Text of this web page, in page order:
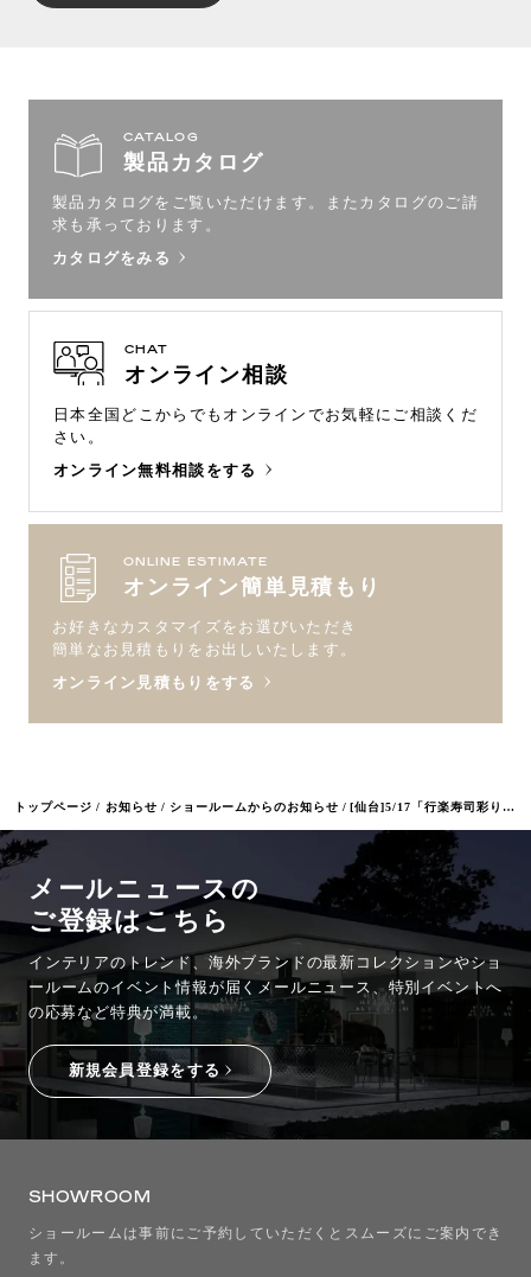
トップページ お知らせ ショールームからのお知らせ [仙台]5/17「行楽寿司彩り箱」
CATALOG
製品カタログ
製品カタログをご覧いただけます。
またカタログのご請
求も承っております。
カタログをみる
CHAT
オンライン相談
日本全国どこからでもオンラインでお気軽にご相談くだ
さい。
オンライン無料相談をする
ONLINE ESTIMATE
オンライン簡単見積もり
お好きなカスタマイズをお選びいただき
簡単なお見積もりをお出しいたします。
オンライン見積もりをする
メールニュースの
ご登録はこちら
インテリアのトレンド、海外ブランドの最新コレクションやショ
ールームのイベント情報が 届くメールニュース、特別イベントへ
の応募など特典が満載。
新規会員登録をする
SHOWROOM
ショールームは事前にご予約していただくとスムーズにご案内でき
ます。